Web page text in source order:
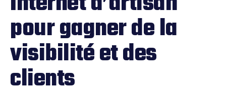
pour gagner de la
visibilité et des
clients